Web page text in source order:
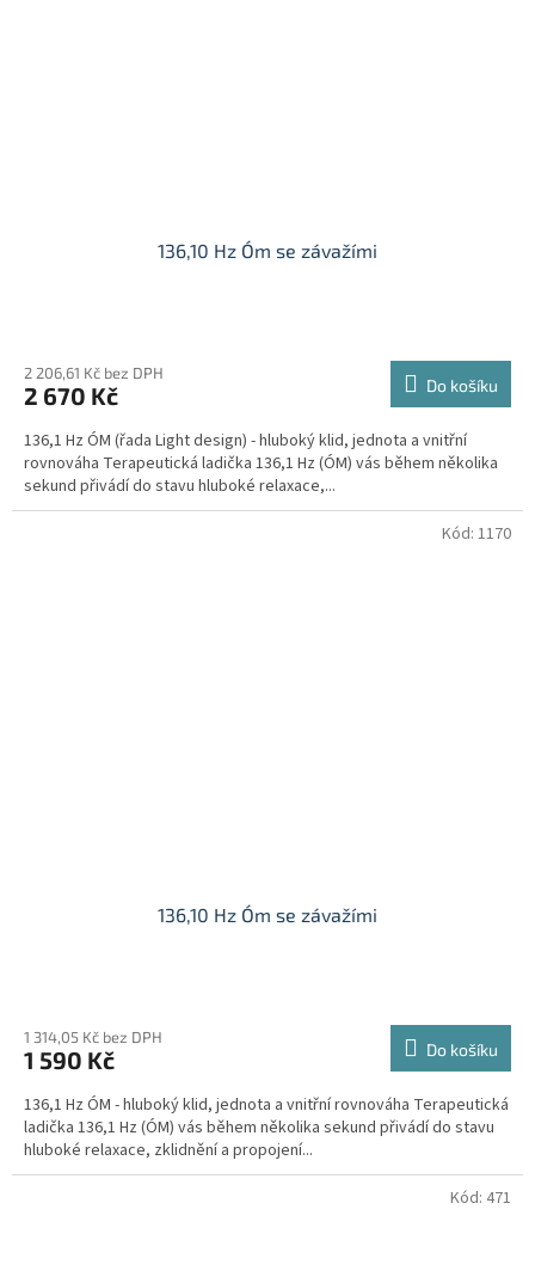
136,10 Hz Óm se závažími
produktu
je
z
5
hvězdiček.
2 206,61 Kč bez DPH
2 670 Kč Do košíku
136,1 Hz ÓM (řada Light design) - hluboký klid, jednota a vnitřní
rovnováha Terapeutická ladička 136,1 Hz (ÓM) vás během několika
sekund přivádí do stavu hluboké relaxace,...
136,10 Hz Óm se závažími
1 314,05 Kč bez DPH
1 590 Kč Do košíku
136,1 Hz ÓM - hluboký klid, jednota a vnitřní rovnováha Terapeutická
ladička 136,1 Hz (ÓM) vás během několika sekund přivádí do stavu
hluboké relaxace, zklidnění a propojení...
Kód: 1170
Kód: 471